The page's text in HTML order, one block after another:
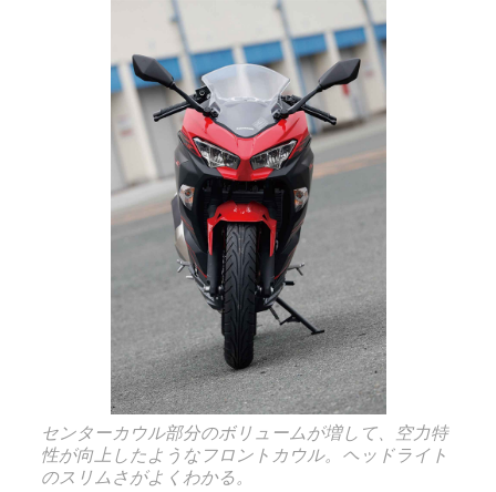
センターカウル部分のボリュームが増して、空力特
性が向上したようなフロントカウル。ヘッドライト
のスリムさがよくわかる。